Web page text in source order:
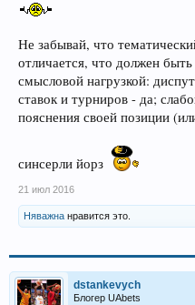
Не забывай, что
отличается, что должен
смысловой нагрузкой:
ставок и турниров - да;
пояснения своей позиции
синсерли йорз
21 июл 2016
Няважна нравится это.
dstankevych
Блогер UAbets